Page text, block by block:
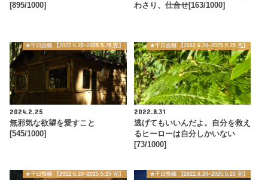
[895/1000]
わさり、仕合せ[163/1000]
★千日投稿 【2022.6.20~2025.5.25 完】
2024.2.25
無邪気な欲望を愛すこと
[545/1000]
★千日投稿 【2022.6.20~2025.5.25 完】
2022.8.31
逃げてもいいんだよ。自分を救え
るヒーローは自分しかいない
[73/1000]
★千日投稿 【2022.6.20~2025.5.25 完】 ★千日投稿 【2022.6.20~2025.5.25 完】